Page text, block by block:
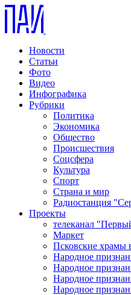
Новости
Статьи
Фото
Видео
Инфографика
Рубрики
Политика
Экономика
Общество
Происшествия
Соцсфера
Культура
Спорт
Страна и мир
Радиостанция
Проекты
телеканал
Маркет
Псковские
Народное
Народное
Народное
Народное